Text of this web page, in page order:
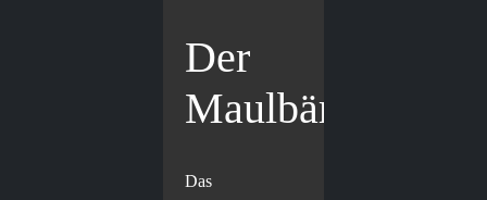
Der
Maulbär
Das